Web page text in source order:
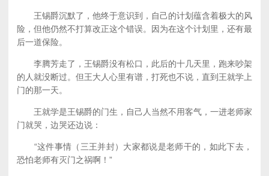
王锡爵沉默了，他终于意识到，自己的计划蕴含着极大的风
险，但他仍然不打算改正这个错误。因为在这个计划里，还有最
后一道保险。
李腾芳走了，王锡爵没有松口，此后的十几天里，跑来吵架
的人就没断过。但王大人心里有谱，打死也不说，直到王就学上
门的那一天。
王就学是王锡爵的门生，自己人当然不用客气，一进老师家
门就哭，边哭还边说：
“这件事情（三王并封）大家都说是老师干的，如此下去，
恐怕老师有灭门之祸啊！”